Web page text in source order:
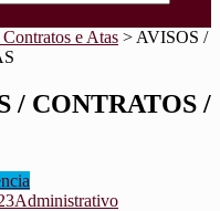
e Atas > AVISOS /
/ CONTRATOS /
Administrativo